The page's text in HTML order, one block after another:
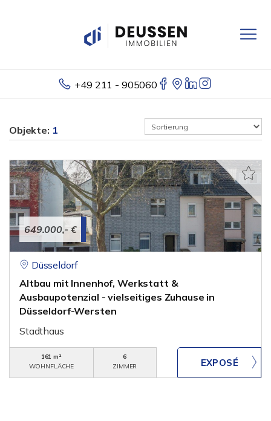
+49 211 - 905060
Objekte: 1
649.000,- €
Düsseldorf
Altbau mit Innenhof, Werkstatt &
Ausbaupotenzial - vielseitiges Zuhause in
Düsseldorf-Wersten
Stadthaus
161 m²
WOHNFLÄCHE
6
ZIMMER